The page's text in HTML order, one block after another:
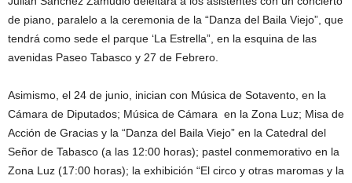
de piano, paralelo a la ceremonia de la “Danza del Baila Viejo”, que
tendrá como sede el parque ‘La Estrella”, en la esquina de las
avenidas Paseo Tabasco y 27 de Febrero.
Asimismo, el 24 de junio, inician con Música de Sotavento, en la
Cámara de Diputados; Música de Cámara en la Zona Luz; Misa de
Acción de Gracias y la “Danza del Baila Viejo” en la Catedral del
Señor de Tabasco (a las 12:00 horas); pastel conmemorativo en la
Zona Luz (17:00 horas); la exhibición “El circo y otras maromas y la